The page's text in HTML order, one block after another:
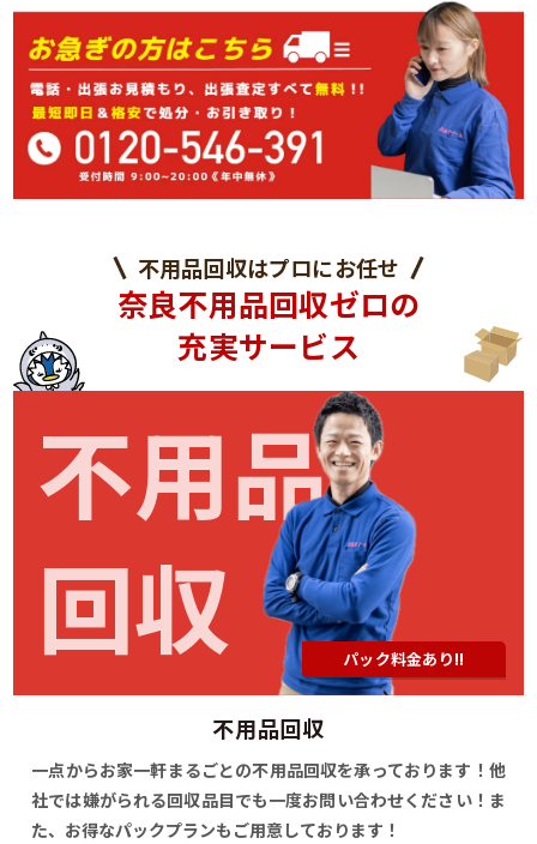
不用品回収はプロにお任せ
奈良不用品回収ゼロの
充実サービス
不用品
回収
パック料金あり!!
不用品回収
一点からお家一軒まるごとの不用品回収を承っております！他
社では嫌がられる回収品目でも一度お問い合わせください！ま
た、お得なパックプランもご用意しております！